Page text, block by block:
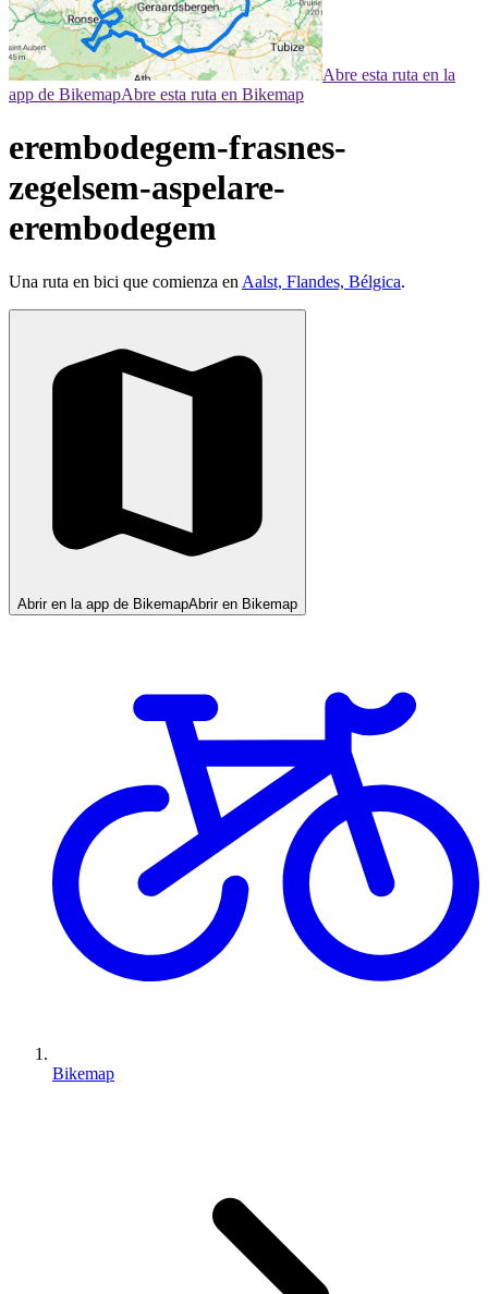
Abre esta ruta en la
app de BikemapAbre esta ruta en Bikemap
erembodegem-frasnes-
zegelsem-aspelare-
erembodegem
Una ruta en bici que comienza en Aalst, Flandes, Bélgica.
Abrir en la app de BikemapAbrir en Bikemap
Bikemap